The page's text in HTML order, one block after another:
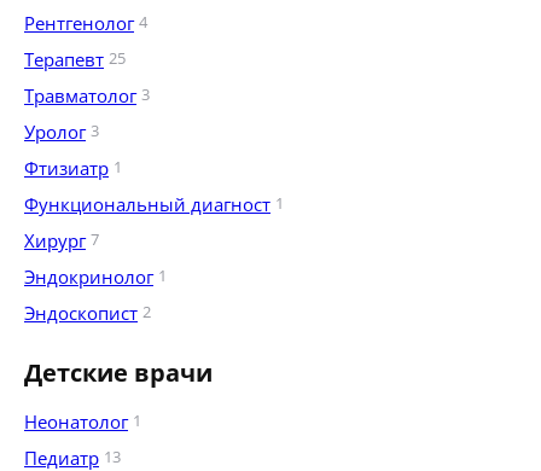
Рентгенолог 4
Терапевт 25
Травматолог 3
Уролог 3
Фтизиатр 1
Функциональный диагност 1
Хирург 7
Эндокринолог 1
Эндоскопист 2
Детские врачи
Неонатолог 1
Педиатр 13